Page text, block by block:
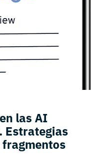
las AI
Estrategias